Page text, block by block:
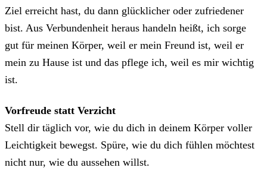
Ziel erreicht hast, du dann glücklicher oder zufriedener
bist. Aus Verbundenheit heraus handeln heißt, ich sorge
gut für meinen Körper, weil er mein Freund ist, weil er
mein zu Hause ist und das pflege ich, weil es mir wichtig
ist.
Vorfreude statt Verzicht
Stell dir täglich vor, wie du dich in deinem Körper voller
Leichtigkeit bewegst. Spüre, wie du dich fühlen möchtest
nicht nur, wie du aussehen willst.